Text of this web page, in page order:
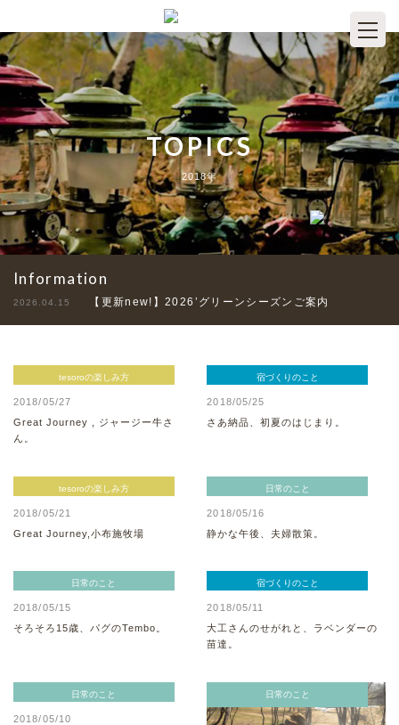
TOPICS
2018年
Information
2026.04.15 【更新new!】2026’グリーンシーズンご案内
tesoroの楽しみ方
2018/05/27
Great Journey , ジャージー牛さ
ん。
宿づくりのこと
2018/05/25
さあ納品、初夏のはじまり。
tesoroの楽しみ方
2018/05/21
Great Journey,小布施牧場
日常のこと
2018/05/16
静かな午後、夫婦散策。
日常のこと
2018/05/15
そろそろ15歳、パグのTembo。
宿づくりのこと
2018/05/11
大工さんのせがれと、ラベンダーの
苗達。
日常のこと
2018/05/10
日常のこと